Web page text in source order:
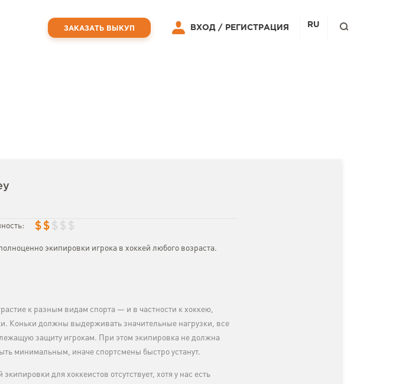
$ $ $ $ $
экипировки игрока в хоккей любого возраста.
к разным видам спорта — и в частности к хоккею,
Коньки должны выдерживать значительные нагрузки, все
защиту игрокам. При этом экипировка не должна
минимальным, иначе спортсмены быстро устанут.
для хоккеистов отсутствует, хотя у нас есть
ЗАКАЗАТЬ ВЫКУП ВХОД / РЕГИСТРАЦИЯ RU